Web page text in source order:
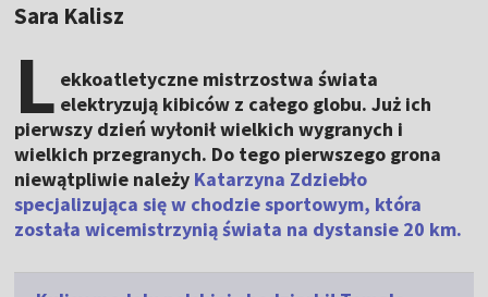
Sara Kalisz
L ekkoatletyczne mistrzostwa świata
elektryzują kibiców z całego globu. Już ich
pierwszy dzień wyłonił wielkich wygranych i
wielkich przegranych. Do tego pierwszego grona
niewątpliwie należy Katarzyna Zdziebło
specjalizująca się w chodzie sportowym, która
została wicemistrzynią świata na dystansie 20 km.